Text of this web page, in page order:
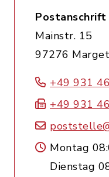
Postanschrift
Mainstr. 15
97276
+49 931
+49 931
Montag
Dienstag